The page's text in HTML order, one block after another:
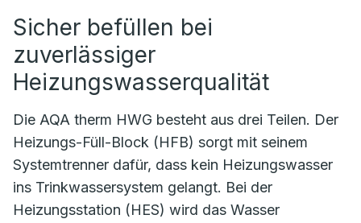
Sicher befüllen bei
zuverlässiger
Heizungswasserqualität
Die AQA therm HWG besteht aus drei Teilen. Der
Heizungs-Füll-Block (HFB) sorgt mit seinem
Systemtrenner dafür, dass kein Heizungswasser
ins Trinkwassersystem gelangt. Bei der
Heizungsstation (HES) wird das Wasser